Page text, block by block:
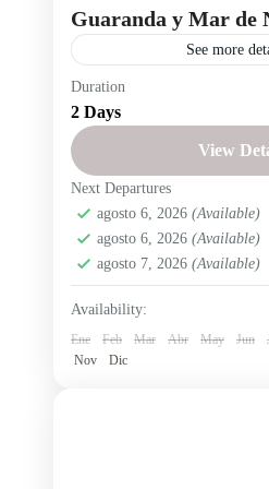
Guaranda y Mar de
See more
Descubre Salinas de
días y 1 noche desde
las fábricas de quesos y
Minas de Sal, disfruta de
contempla el atardecer y
el mirador La Caída del
Provincia de Bolívar
Fácil
1 Person
Duration
2 Days
View
Next Departures
agosto 6, 2026 (Available)
agosto 6, 2026 (Available)
agosto 7, 2026 (Available)
Availability:
Ene Feb Mar Abr May Jun
Nov
Dic